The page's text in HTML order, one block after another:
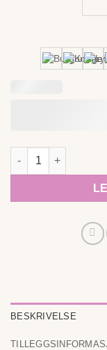
T-skjorte til barn
BESKRIVELSE